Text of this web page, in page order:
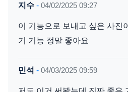
지수 - 04/02/2025 09:27
이 기능으로 보내고 싶은 사진
기 기능 정말 좋아요
민석 - 04/03/2025 09:59